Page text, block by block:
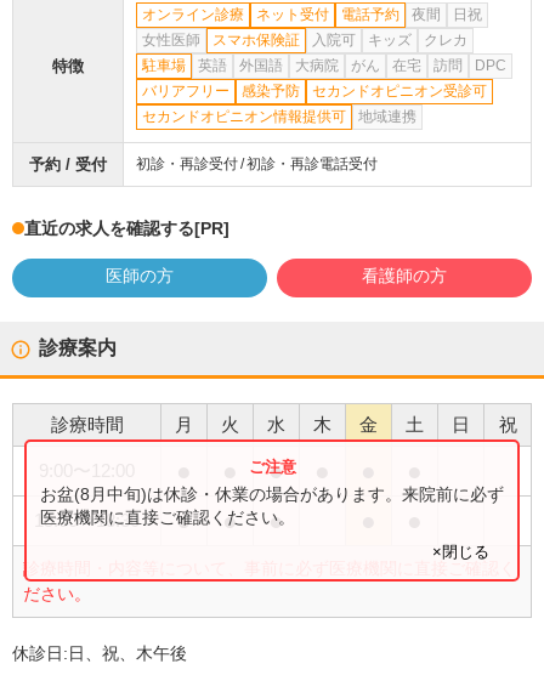
特徴
オンライン診療 ネット受付 電話予約 夜間
日祝
女性医師
スマホ保険証 入院可 キッズ
クレカ
駐車場
英語 外国語 大病院 がん 在宅 訪問
DPC
バリアフリー
感染予防
セカンドオピニオン受診可
セカンドオピニオン情報提供可
地域連携
予約 / 受付 初診・再診受付 初診・再診電話受付
直近の求人を確認する[PR]
医師の方 看護師の方
診療案内
診療時間 月 火 水 木 金 土 日 祝
●
15:00〜18:30 ● ● ●
診療時間・内容等について、事前に必ず医療機関に直接ご確認く
ださい。
お盆(8月中旬)は休診・休業の場合があります。来院前に必ず
医療機関に直接ご確認ください。
×閉じる
休診日:日、祝、木午後